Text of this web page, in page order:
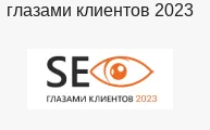
глазами клиентов 2023